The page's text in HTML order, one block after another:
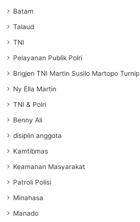
Batam
Talaud
TNI
Pelayanan Publik Polri
Brigjen TNI Martin Susilo Martopo Turnip
Ny Ella Martin
TNI & Polri
Benny Ali
disiplin anggota
Kamtibmas
Keamanan Masyarakat
Patroli Polisi
Minahasa
Manado